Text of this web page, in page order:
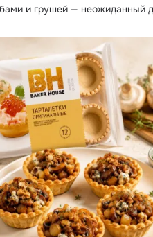
и грушей — неожиданный